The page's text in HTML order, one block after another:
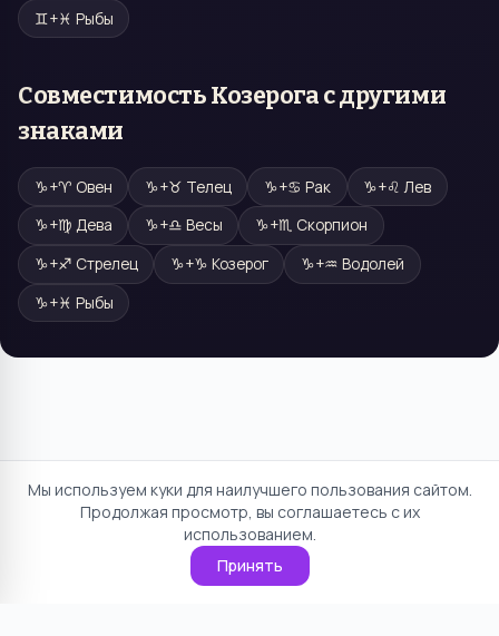
♊+♓ Рыбы
СовместимостьКозерогас другими
знаками
♑+♈ Овен ♑+♉ Телец ♑+♋ Рак ♑+♌ Лев
♑+♍ Дева ♑+♎ Весы ♑+♏ Скорпион
♑+♐ Стрелец ♑+♑ Козерог ♑+♒ Водолей
♑+♓ Рыбы
Мы используем куки для наилучшего пользования сайтом.
Продолжая просмотр, вы соглашаетесь с их
использованием.
Принять